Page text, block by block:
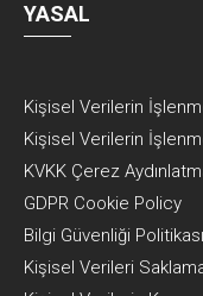
YASAL
Kişisel Verilerin
Kişisel Verilerin
KVKK Çerez
GDPR Cookie Policy
Bilgi Güvenliği Politikası
Kişisel Verileri